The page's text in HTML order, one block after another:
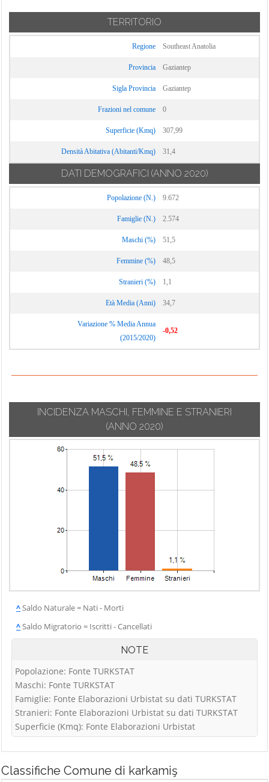
TERRITORIO
Regione Southeast Anatolia
Provincia Gaziantep
Sigla Provincia Gaziantep
Frazioni nel comune 0
Superficie (Kmq) 307,99
Densità Abitativa (Abitanti/Kmq) 31,4
DATI DEMOGRAFICI (ANNO 2020)
Popolazione (N.) 9.672
Famiglie (N.) 2.574
Maschi (%) 51,5
Femmine (%) 48,5
Stranieri (%) 1,1
Età Media (Anni) 34,7
Variazione % Media Annua
(2015/2020)
-0,52
INCIDENZA MASCHI, FEMMINE E STRANIERI
(ANNO 2020)
^Saldo Naturale = Nati - Morti
^Saldo Migratorio = Iscritti - Cancellati
NOTE
Popolazione: Fonte TURKSTAT
Maschi: Fonte TURKSTAT
Famiglie: Fonte Elaborazioni Urbistat su dati TURKSTAT
Stranieri: Fonte Elaborazioni Urbistat su dati TURKSTAT
Superficie (Kmq): Fonte Elaborazioni Urbistat
Classifiche Comune di karkamiş